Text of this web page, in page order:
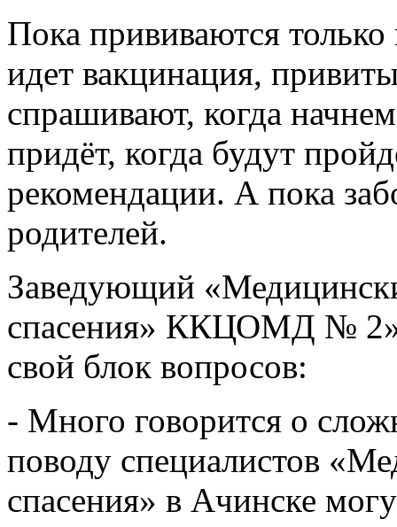
Пока прививаются
идет вакцинация,
спрашивают, когда
придёт, когда будут
рекомендации. А пока
родителей.
Заведующий
спасения» ККЦОМД №
свой блок вопросов:
- Много говорится о
поводу специалистов
спасения» в Ачинске